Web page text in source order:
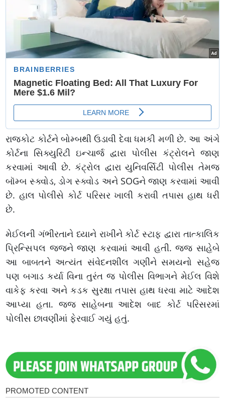
રાજકોટ કોર્ટને બોમ્બથી ઉડાવી દેવા ધમકી મળી છે. આ અંગે
કોર્ટના સિક્યુરિટી ઇન્ચાર્જ દ્વારા પોલીસ કંટ્રોલને જાણ
કરવામાં આવી છે. કંટ્રોલ દ્વારા યુનિવર્સિટી પોલીસ તેમજ
બૉમ્બ સ્ક્વોડ, ડોગ સ્ક્વોડ અને SOGને જાણ કરવામાં આવી
છે. હાલ પોલીસે કોર્ટ પરિસર ખાલી કરાવી તપાસ હાથ ધરી
છે.
મેઈલની ગંભીરતાને ધ્યાને રાખીને કોર્ટ સ્ટાફ દ્વારા તાત્કાલિક
પ્રિન્સિપલ જજને જાણ કરવામાં આવી હતી. જજ સાહેબે
આ બાબતને અત્યંત સંવેદનશીલ ગણીને સમયનો સહેજ
પણ બગાડ કર્યા વિના તુરંત જ પોલીસ વિભાગને મેઈલ વિશે
વાકેફ કરવા અને કડક સુરક્ષા તપાસ હાથ ધરવા માટે આદેશ
આપ્યા હતા. જજ સાહેબના આદેશ બાદ કોર્ટ પરિસરમાં
પોલીસ છાવણીમાં ફેરવાઈ ગયું હતું.